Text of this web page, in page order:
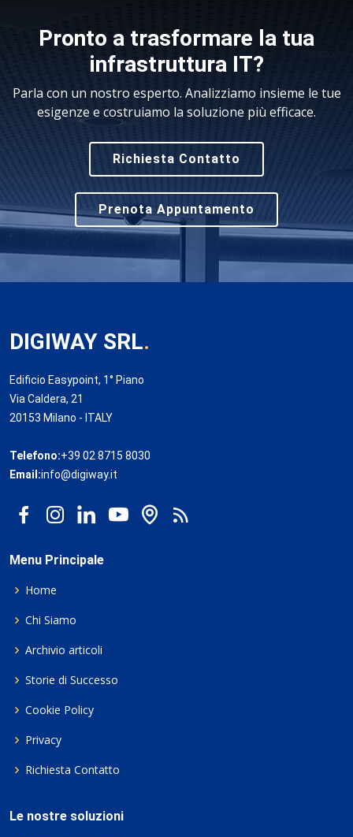
Pronto a trasformare la tua
infrastruttura IT?
Parla con un nostro esperto. Analizziamo insieme le tue
esigenze e costruiamo la soluzione più efficace.
Richiesta Contatto
Prenota Appuntamento
DIGIWAY SRL.
Edificio Easypoint, 1° Piano
Via Caldera, 21
20153 Milano - ITALY
Telefono:+39 02 8715 8030
Email:info@digiway.it
Menu Principale
Home
Chi Siamo
Archivio articoli
Storie di Successo
Cookie Policy
Privacy
Richiesta Contatto
Le nostre soluzioni